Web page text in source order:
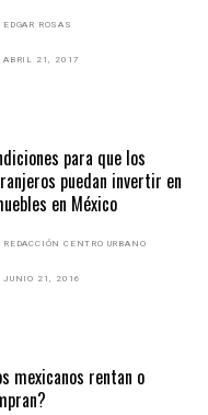
EDGAR ROSAS
ABRIL 21, 2017
para que los
puedan invertir en
en México
REDACCIÓN CENTRO URBANO
JUNIO 21, 2016
mexicanos rentan o